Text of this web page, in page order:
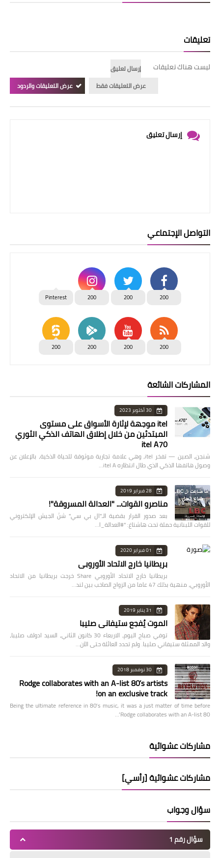
تعليقات
ليست هناك تعليقات
إرسال تعليق
عرض التعليقات فقط
عرض التعليقات والردود
إرسال تعليق
التواصل الإجتماعي
200
200
200
Pinterest
200
200
200
200
المشاركات الشائعة
30 أكتوبر 2023
itel موجهة لإثارة الأسواق على مستوى
المبتدئين من خلال إطلاق الهاتف الذكي الثوري
itel A70
شنجن، الصين — تفخر itel، وهي علامة تجارية موثوقة للحياة الذكية، بالإعلان عن
وصول هاتفها الذكي الذي طال انتظاره itel A…
28 فبراير 2019
مناصرو القوات... "العدالة المسروقة"!
بعد صدور القرار بقضية الـ"ال بي سي" شنّ الجيش الإلكتروني
للقوات اللبنانية حملة تحت هاشتاغ: "#العدالة_ا…
01 فبراير 2020
بريطانيا خارج الاتحاد الأوروبي
بريطانيا خارج الاتحاد الأوروبي Share خرجت بريطانيا من الاتحاد
الأوروبي، منهية بذلك 47 عاما من الزواج الصاخب بين لند…
31 يناير 2019
الموت يُفجع ستيفاني صليبا
توفي صباح اليوم، الاربعاء 30 كانون الثاني، السيد ادولف صليبا،
والد الممثلة ستيفاني صليبا. ولم تحدد العائلة حتى الآن…
30 نوفمبر 2018
Rodge collaborates with an A-list 80’s artists
on an exclusive track!
Being the ultimate reference in 80’s music, it was a just matter of time before
Rodge collaborates with an A-list 80’…
مشاركات عشوائية
مشاركات عشوائية [رأسي]
سؤال وجواب
سؤال رقم 1